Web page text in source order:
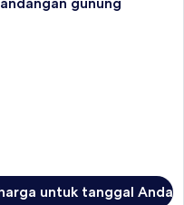
untuk tanggal Anda